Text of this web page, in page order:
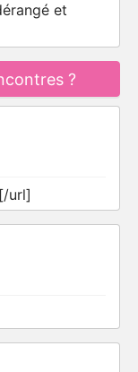
et
?
url]